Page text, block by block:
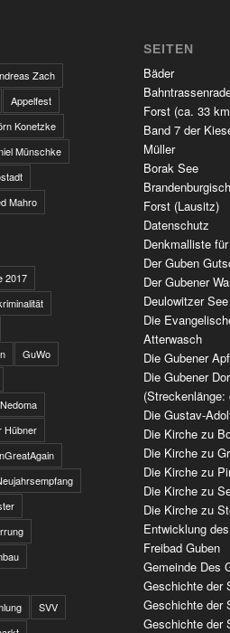
Zach
Appelfest
Konetzke
Münschke
Mahro
2017
GuWo
Hübner
SVV
SEITEN
Bäder
Forst (ca. 33
Band 7 der
Müller
Borak See
Forst (Lausitz)
Datenschutz
Denkmalliste
Der Guben
Der Gubener
Deulowitzer See
Die
Atterwasch
Die Gubener
Die Gubener
Die Gustav-
Die Kirche zu
Die Kirche zu
Die Kirche zu
Die Kirche zu
Die Kirche zu
Entwicklung
Freibad Guben
Gemeinde Des
Geschichte der
Geschichte der
Geschichte der